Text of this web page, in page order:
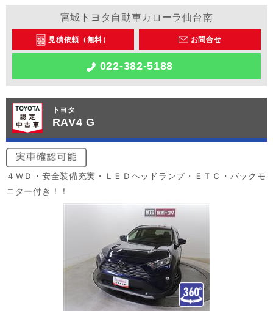
宮城トヨタ自動車カローラ仙台南
見積依頼（無料） お問合せ
022-382-5188
トヨタ
RAV4 G
４ＷＤ・安全装備充実・ＬＥＤヘッドランプ・ＥＴＣ・バックモ
ニター付き！！